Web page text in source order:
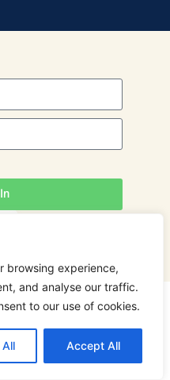
browsing experience,
and analyse our traffic.
to our use of cookies.
All Accept All